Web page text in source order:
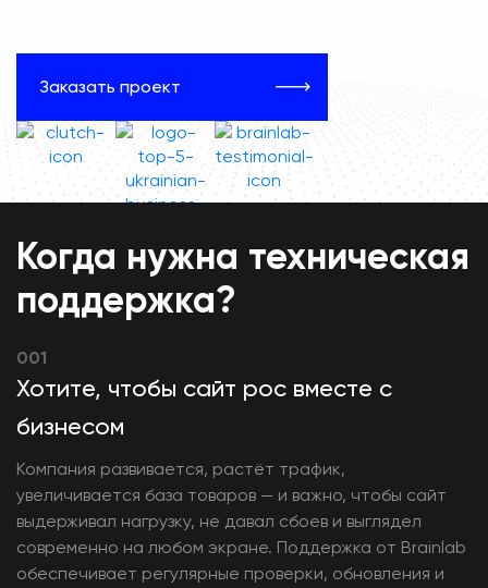
Заказать проект
Когда нужна техническая
поддержка?
001
Хотите, чтобы сайт рос вместе с
бизнесом
Компания развивается, растёт трафик,
увеличивается база товаров — и важно, чтобы сайт
выдерживал нагрузку, не давал сбоев и выглядел
современно на любом экране. Поддержка от Brainlab
обеспечивает регулярные проверки, обновления и